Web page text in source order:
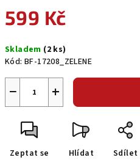
599 Kč
cena:
Skladem (2 ks)
Kód: BF-17208_ZELENE
+
−
Zeptat se Hlídat Sdílet